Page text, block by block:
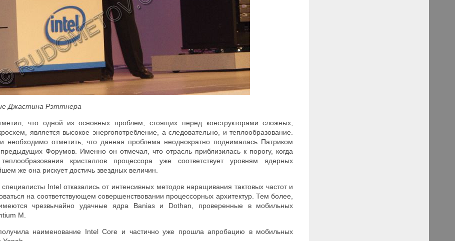
Джастина Рэттнера
что одной из основных проблем, стоящих перед конструкторами сложных,
является высокое энергопотребление, а следовательно, и теплообразование.
необходимо отметить, что данная проблема неоднократно поднималась Патриком
Форумов. Именно он отмечал, что отрасль приблизилась к порогу, когда
кристаллов процессора уже соответствует уровням ядерных
же она рискует достичь звездных величин.
Intel отказались от интенсивных методов наращивания тактовых частот и
на соответствующем совершенствовании процессорных архитектур. Тем более,
чрезвычайно удачные ядра Baniasи Dothan , проверенные в мобильных
M
наименование Intel Core и частично уже прошла апробацию в мобильных